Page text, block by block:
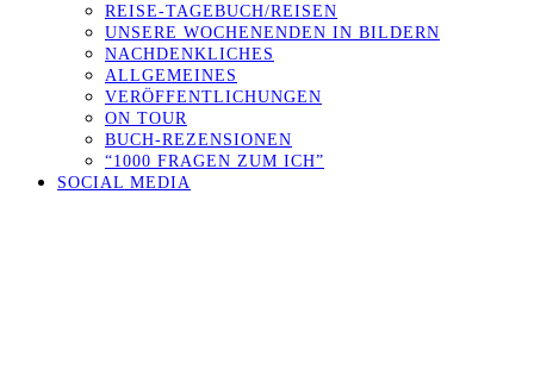
REISE-TAGEBUCH/REISEN
UNSERE WOCHENENDEN IN BILDERN
NACHDENKLICHES
ALLGEMEINES
VERÖFFENTLICHUNGEN
ON TOUR
BUCH-REZENSIONEN
“1000 FRAGEN ZUM ICH”
SOCIAL MEDIA